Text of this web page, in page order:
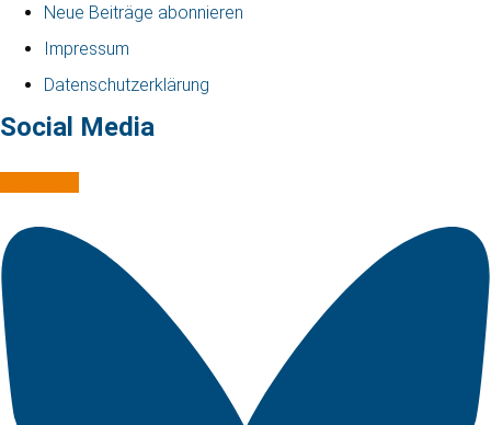
Neue Beiträge abonnieren
Impressum
Datenschutzerklärung
Social Media